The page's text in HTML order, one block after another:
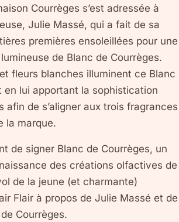
Courrèges s’est adressée à
Julie Massé, qui a fait de sa
premières ensoleillées pour une
de Blanc de Courrèges.
fleurs blanches illuminent ce Blanc
en lui apportant la sophistication
afin de s’aligner aux trois fragrances
la marque.
de signer Blanc de Courrèges, un
des créations olfactives de
de la jeune (et charmante)
Flair à propos de Julie Massé et de
Courrèges.